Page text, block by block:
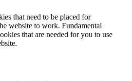
that need to be placed for
website to work. Fundamental
that are needed for you to use